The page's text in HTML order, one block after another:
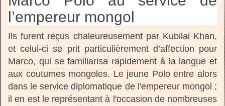
l’empereur mongol
Ils furent reçus chaleureusement par Kubilai Khan,
et celui-ci se prit particulièrement d’affection pour
Marco, qui se familiarisa rapidement à la langue et
aux coutumes mongoles. Le jeune Polo entre alors
dans le service diplomatique de l'empereur mongol ;
il en est le représentant à l'occasion de nombreuses